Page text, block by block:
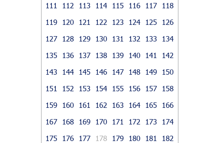
111
112 113 114 115 116 117
118
119
120 121 122 123 124 125
126
127
128 129 130 131 132 133
134
135
136 137 138 139 140 141
142
143
144 145 146 147 148 149
150
151
152 153 154 155 156 157
158
159
160 161 162 163 164 165
166
167
168 169 170 171 172 173
174
175
176 177 178 179 180 181
182